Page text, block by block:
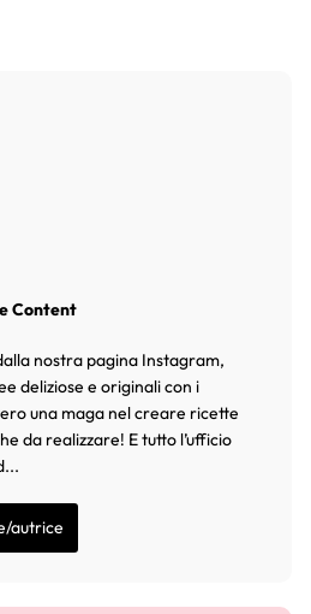
Content
nostra pagina Instagram,
deliziose e originali con i
una maga nel creare ricette
da realizzare! E tutto l’ufficio
autrice